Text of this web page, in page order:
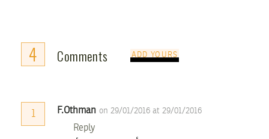
4 Comments ADD YOURS
1 F.Othman on 29/01/2016 at 29/01/2016
Reply